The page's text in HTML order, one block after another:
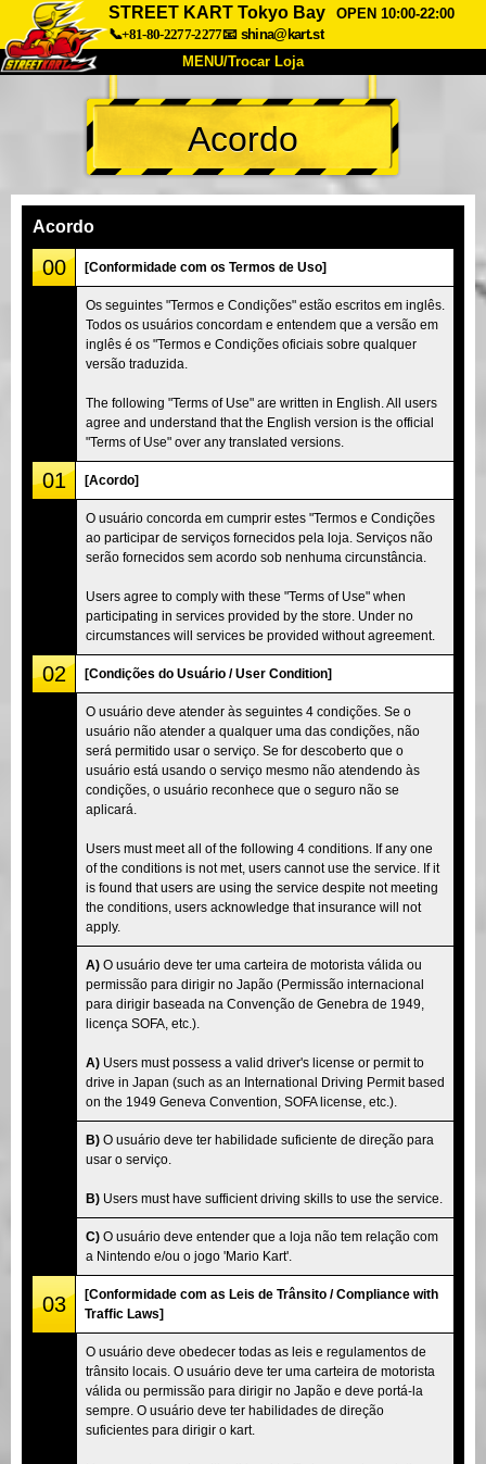
STREET KART Tokyo Bay
OPEN 10:00-22:00
📞+81-80-2277-2277📧 shina@kart.st
MENU/Trocar Loja
INÍCIO
Sobre Especificações Preços
Empresa
Tokyo Shinagawa Tokyo Akihabara#1
Tokyo Akihabara#2 Tokyo Shibuya
Tokyo Shibuya Annex
Tokyo Asakusa Osaka
Okinawa
Acordo
Acordo
00 [Conformidade com os Termos de Uso]
Os seguintes "Termos e Condições" estão escritos em inglês.
Todos os usuários concordam e entendem que a versão em
inglês é os "Termos e Condições oficiais sobre qualquer
versão traduzida.
The following "Terms of Use" are written in English. All users
agree and understand that the English version is the official
"Terms of Use" over any translated versions.
01 [Acordo]
O usuário concorda em cumprir estes "Termos e Condições
ao participar de serviços fornecidos pela loja. Serviços não
serão fornecidos sem acordo sob nenhuma circunstância.
Users agree to comply with these "Terms of Use" when
participating in services provided by the store. Under no
circumstances will services be provided without agreement.
02 [Condições do Usuário / User Condition]
O usuário deve atender às seguintes 4 condições. Se o
usuário não atender a qualquer uma das condições, não
será permitido usar o serviço. Se for descoberto que o
usuário está usando o serviço mesmo não atendendo às
condições, o usuário reconhece que o seguro não se
aplicará.
Users must meet all of the following 4 conditions. If any one
of the conditions is not met, users cannot use the service. If it
is found that users are using the service despite not meeting
the conditions, users acknowledge that insurance will not
apply.
A) O usuário deve ter uma carteira de motorista válida ou
permissão para dirigir no Japão (Permissão internacional
para dirigir baseada na Convenção de Genebra de 1949,
licença SOFA, etc.).
A) Users must possess a valid driver's license or permit to
drive in Japan (such as an International Driving Permit based
on the 1949 Geneva Convention, SOFA license, etc.).
B) O usuário deve ter habilidade suficiente de direção para
usar o serviço.
B) Users must have sufficient driving skills to use the service.
C) O usuário deve entender que a loja não tem relação com
a Nintendo e/ou o jogo 'Mario Kart'.
03
[Conformidade com as Leis de Trânsito / Compliance with
Traffic Laws]
O usuário deve obedecer todas as leis e regulamentos de
trânsito locais. O usuário deve ter uma carteira de motorista
válida ou permissão para dirigir no Japão e deve portá-la
sempre. O usuário deve ter habilidades de direção
suficientes para dirigir o kart.